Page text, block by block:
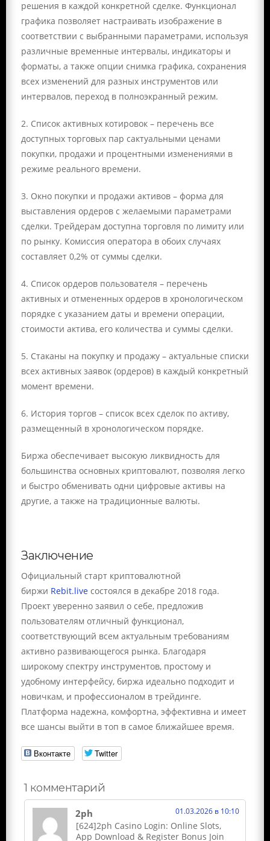
решения в каждой конкретной сделке. Функционал
графика позволяет настраивать изображение в
соответствии с выбранными параметрами, используя
различные временные интервалы, индикаторы и
форматы, а также опции снимка графика, сохранения
всех изменений для разных инструментов или
интервалов, переход в полноэкранный режим.
2. Список активных котировок – перечень все
доступных торговых пар сактуальными ценами
покупки, продажи и процентными изменениями в
режиме реального времени.
3. Окно покупки и продажи активов – форма для
выставления ордеров с желаемыми параметрами
сделки. Трейдерам доступна торговля по лимиту или
по рынку. Комиссия оператора в обоих случаях
составляет 0,2% от суммы сделки.
4. Список ордеров пользователя – перечень
активных и отмененных ордеров в хронологическом
порядке с указанием даты и времени операции,
стоимости актива, его количества и суммы сделки.
5. Стаканы на покупку и продажу – актуальные списки
всех активных заявок (ордеров) в каждый конкретный
момент времени.
6. История торгов – список всех сделок по активу,
размещенный в хронологическом порядке.
Биржа обеспечивает высокую ликвидность для
большинства основных криптовалют, позволяя легко
и быстро обменивать одни цифровые активы на
другие, а также на традиционные валюты.
Заключение
Официальный старт криптовалютной
биржи Rebit.liveсостоялся в декабре 2018 года.
Проект уверенно заявил о себе, предложив
пользователям отличный функционал,
соответствующий всем актуальным требованиям
активно развивающегося рынка. Благодаря
широкому спектру инструментов, простому и
удобному интерфейсу, биржа идеально подходит и
новичкам, и профессионалом в трейдинге.
Платформа надежна, комфортна, эффективна и имеет
все шансы выйти в топ в самое ближайшее время.
Вконтакте Twitter
1 комментарий
2ph 01.03.2026 в 10:10
[624]2ph Casino Login: Online Slots,
App Download & Register Bonus Join